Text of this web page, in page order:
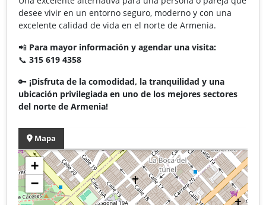
desee vivir en un entorno seguro, moderno y con una
excelente calidad de vida en el norte de Armenia.
📲 Para mayor información y agendar una visita:
📞 315 619 4358
🔑 ¡Disfruta de la comodidad, la tranquilidad y una
ubicación privilegiada en uno de los mejores sectores
del norte de Armenia!
Mapa
+
−